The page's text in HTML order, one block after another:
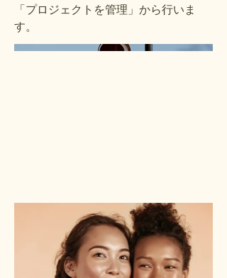
「プロジェクトを管理」から行いま
す。